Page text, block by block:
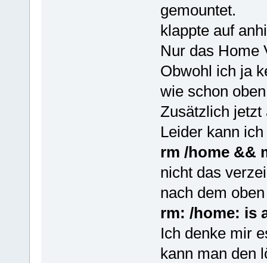
gemountet.
klappte auf
Nur das Home
Obwohl ich ja
wie schon
Zusätzlich jetzt
Leider kann
rm /home &&
nicht das
nach dem
rm: /home: is
Ich denke mir
kann man den